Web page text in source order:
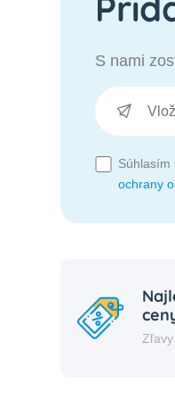
S nami
Súhlasím
ochrany